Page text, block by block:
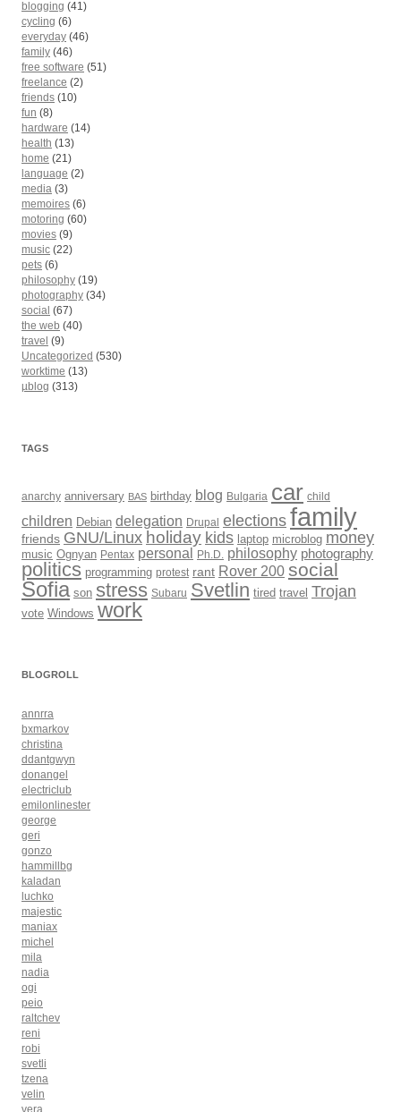
blogging (41)
cycling (6)
everyday (46)
family (46)
free software (51)
freelance (2)
friends (10)
fun (8)
hardware (14)
health (13)
home (21)
language (2)
media (3)
memoires (6)
motoring (60)
movies (9)
music (22)
pets (6)
philosophy (19)
photography (34)
social (67)
the web (40)
travel (9)
Uncategorized (530)
worktime (13)
µblog (313)
TAGS
anarchy anniversary BAS birthday blog Bulgaria car child
children Debian delegation Drupal elections family
friends GNU/Linux holiday kids laptop microblog money
music Ognyan Pentax personal Ph.D. philosophy photography
politics programming protest rant Rover 200 social
Sofia son stress Subaru Svetlin tired travel Trojan
vote Windows work
BLOGROLL
annrra
bxmarkov
christina
ddantgwyn
donangel
electriclub
emilonlinester
george
geri
gonzo
hammillbg
kaladan
luchko
majestic
maniax
michel
mila
nadia
ogi
peio
raltchev
reni
robi
svetli
tzena
velin
vera